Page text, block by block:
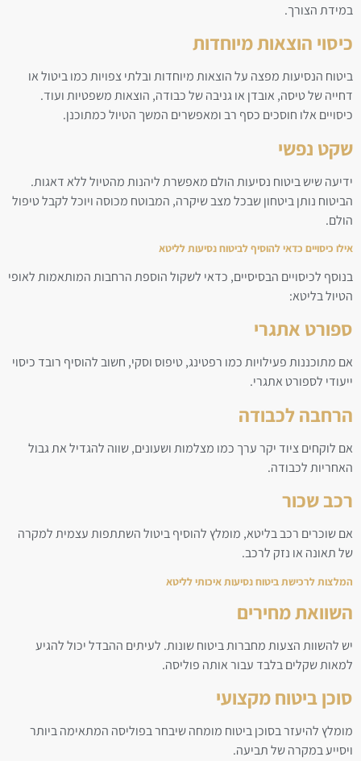
במידת הצורך.
כיסוי הוצאות מיוחדות
ביטוח הנסיעות מפצה על הוצאות מיוחדות ובלתי צפויות כמו ביטול או
דחייה של טיסה, אובדן או גניבה של כבודה, הוצאות משפטיות ועוד.
כיסויים אלו חוסכים כסף רב ומאפשרים המשך הטיול כמתוכנן.
שקט נפשי
ידיעה שיש ביטוח נסיעות הולם מאפשרת ליהנות מהטיול ללא דאגות.
הביטוח נותן ביטחון שבכל מצב שיקרה, המבוטח מכוסה ויוכל לקבל טיפול
הולם.
אילו כיסויים כדאי להוסיף לביטוח נסיעות לליטא
בנוסף לכיסויים הבסיסיים, כדאי לשקול הוספת הרחבות המותאמות לאופי
הטיול בליטא:
ספורט אתגרי
אם מתוכננות פעילויות כמו רפטינג, טיפוס וסקי, חשוב להוסיף רובד כיסוי
ייעודי לספורט אתגרי.
הרחבה לכבודה
אם לוקחים ציוד יקר ערך כמו מצלמות ושעונים, שווה להגדיל את גבול
האחריות לכבודה.
רכב שכור
אם שוכרים רכב בליטא, מומלץ להוסיף ביטול השתתפות עצמית למקרה
של תאונה או נזק לרכב.
המלצות לרכישת ביטוח נסיעות איכותי לליטא
השוואת מחירים
יש להשוות הצעות מחברות ביטוח שונות. לעיתים ההבדל יכול להגיע
למאות שקלים בלבד עבור אותה פוליסה.
סוכן ביטוח מקצועי
מומלץ להיעזר בסוכן ביטוח מומחה שיבחר בפוליסה המתאימה ביותר
ויסייע במקרה של תביעה.